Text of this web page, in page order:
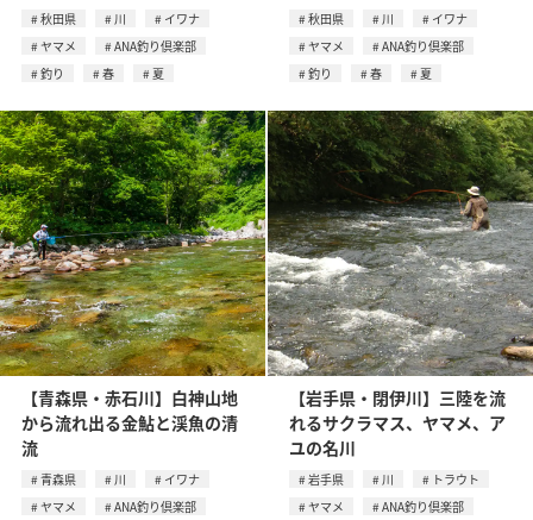
秋田県 川
イワナ
ヤマメ
ANA釣り倶楽部
釣り
春 夏
秋田県 川
イワナ
ヤマメ
ANA釣り倶楽部
釣り
春 夏
【青森県・赤石川】白神山地
から流れ出る金鮎と渓魚の清
流
青森県 川
イワナ
ヤマメ
ANA釣り倶楽部
【岩手県・閉伊川】三陸を流
れるサクラマス、ヤマメ、ア
ユの名川
岩手県 川
トラウト
ヤマメ
ANA釣り倶楽部